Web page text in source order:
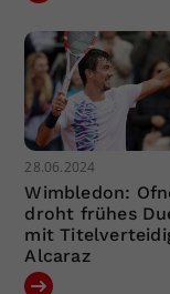
28.06.2024
Wimbledon:
droht frühes
mit
Alcaraz